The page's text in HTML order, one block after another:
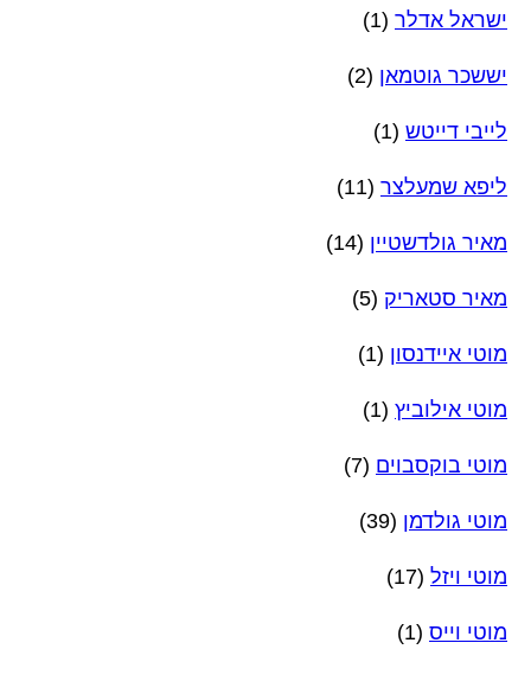
ישראל אדלר (1)
יששכר גוטמאן (2)
לייבי דייטש (1)
ליפא שמעלצר (11)
מאיר גולדשטיין (14)
מאיר סטאריק (5)
מוטי איידנסון (1)
מוטי אילוביץ (1)
מוטי בוקסבוים (7)
מוטי גולדמן (39)
מוטי ויזל (17)
מוטי וייס (1)